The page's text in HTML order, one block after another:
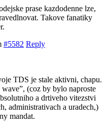
prase kazdodenne lze,
Takove fanatiky
#5582 Reply
TDS je stale aktivni, chapu.
(coz by bylo naproste
a drtiveho vitezstvi
administrativach a uradech,)
mandat.